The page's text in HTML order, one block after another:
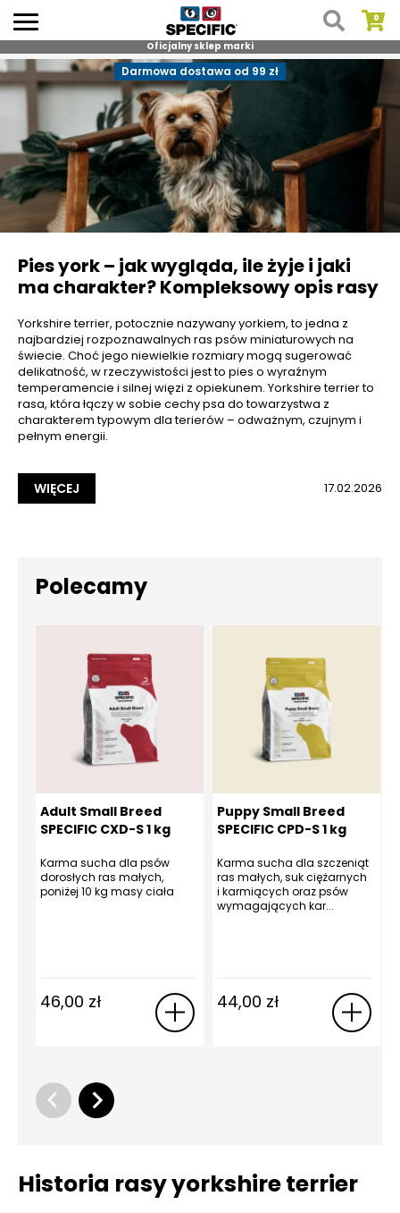
Skip
to
Oficjalny sklep marki
Darmowa dostawa od 99 zł
Pies york – jak wygląda, ile żyje i jaki
ma charakter? Kompleksowy opis rasy
Yorkshire terrier, potocznie nazywany yorkiem, to jedna z
najbardziej rozpoznawalnych ras psów miniaturowych na
świecie. Choć jego niewielkie rozmiary mogą sugerować
delikatność, w rzeczywistości jest to pies o wyraźnym
temperamencie i silnej więzi z opiekunem. Yorkshire terrier to
rasa, która łączy w sobie cechy psa do towarzystwa z
charakterem typowym dla terierów – odważnym, czujnym i
pełnym energii.
WIĘCEJ 17.02.2026
Polecamy
Adult Small Breed
SPECIFIC CXD-S 1 kg
Karma sucha dla psów
dorosłych ras małych,
poniżej 10 kg masy ciała
46,00 zł
Puppy Small Breed
SPECIFIC CPD-S 1 kg
Karma sucha dla szczeniąt
ras małych, suk ciężarnych
i karmiących oraz psów
wymagających kar...
44,00 zł
Historia rasy yorkshire terrier